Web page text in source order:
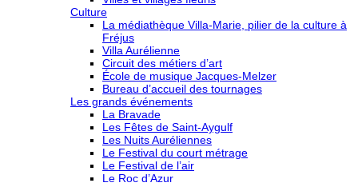
Culture
La médiathèque Villa-Marie, pilier de la culture à
Fréjus
Villa Aurélienne
Circuit des métiers d’art
École de musique Jacques-Melzer
Bureau d’accueil des tournages
Les grands événements
La Bravade
Les Fêtes de Saint-Aygulf
Les Nuits Auréliennes
Le Festival du court métrage
Le Festival de l’air
Le Roc d’Azur